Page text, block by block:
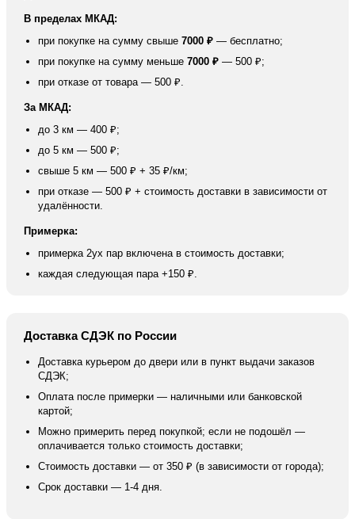
В пределах МКАД:
при покупке на сумму свыше 7000 ₽ — бесплатно;
при покупке на сумму меньше 7000 ₽ — 500 ₽;
при отказе от товара — 500 ₽.
За МКАД:
до 3 км — 400 ₽;
до 5 км — 500 ₽;
свыше 5 км — 500 ₽ + 35 ₽/км;
при отказе — 500 ₽ + стоимость доставки в зависимости от
удалённости.
Примерка:
примерка 2ух пар включена в стоимость доставки;
каждая следующая пара +150 ₽.
Доставка СДЭК по России
Доставка курьером до двери или в пункт выдачи заказов
СДЭК;
Оплата после примерки — наличными или банковской
картой;
Можно примерить перед покупкой; если не подошёл —
оплачивается только стоимость доставки;
Стоимость доставки — от 350 ₽ (в зависимости от города);
Срок доставки — 1-4 дня.